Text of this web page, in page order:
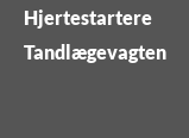
Hjertestartere
Tandlægevagten